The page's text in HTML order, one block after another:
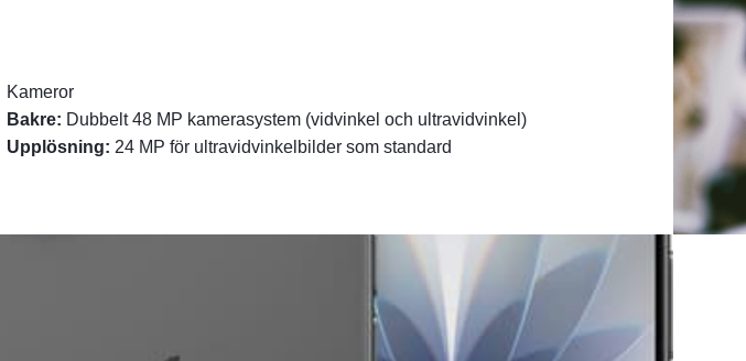
Kameror
Bakre: Dubbelt 48 MP kamerasystem (vidvinkel och ultravidvinkel)
Upplösning: 24 MP för ultravidvinkelbilder som standard